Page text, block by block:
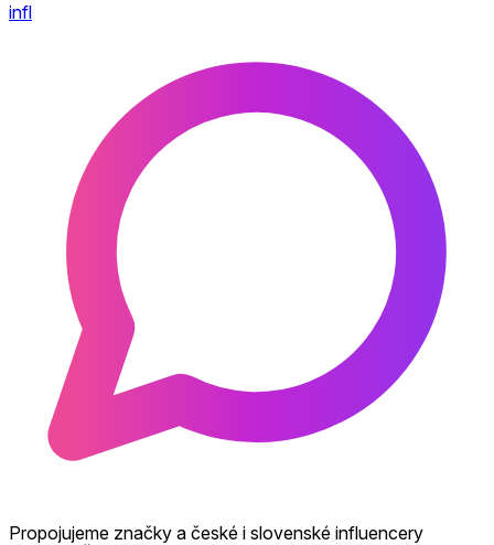
infl
Propojujeme značky a české i slovenské influencery